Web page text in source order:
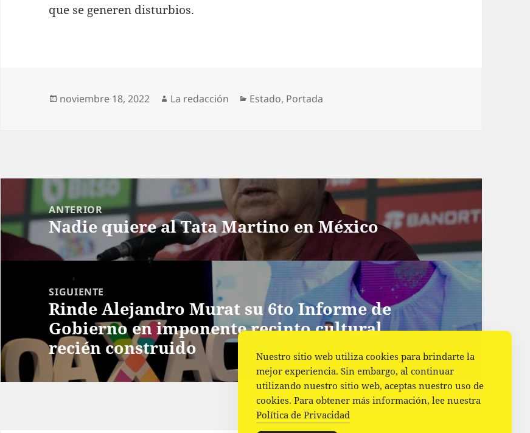
que se generen disturbios.
Publicado
noviembre 18, 2022 Autor
La redacción Categorías
Estado, Portada
Navegación
entradas
ANTERIOR
Entrada
anterior:
Nadie quiere al Tata Martino en México
SIGUIENTE
Siguiente
entrada:
Rinde Alejandro Murat su 6to Informe de
Gobierno en imponente recinto cultural
recién construido
Nuestro sitio web utiliza cookies para brindarte la
mejor experiencia. Sin embargo, al continuar
utilizando nuestro sitio web, aceptas nuestro uso de
cookies. Para obtener más información, lee nuestra
Política de Privacidad